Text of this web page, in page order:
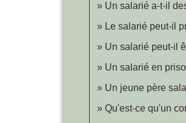
Un salarié a-t-il
Le salarié peut-il
Un salarié peut-il
Un salarié en
Un jeune père
Qu'est-ce qu'un